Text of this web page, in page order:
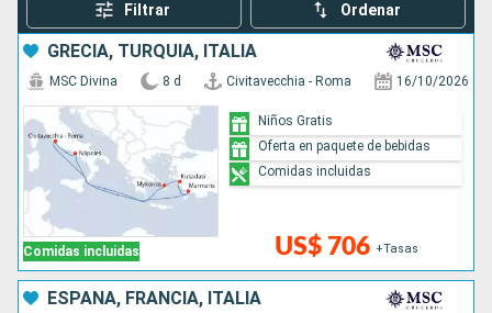
Filtrar Ordenar
GRECIA, TURQUÍA, ITALIA
Comidas incluidas
MSC Divina 8 d Civitavecchia - Roma 16/10/2026
US$ 706 +Tasas
Niños Gratis
Oferta en paquete de bebidas
Comidas incluidas
ESPAÑA, FRANCIA, ITALIA